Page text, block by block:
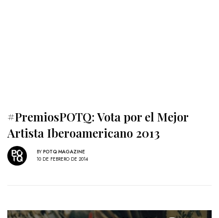
#PremiosPOTQ: Vota por el Mejor
Artista Iberoamericano 2013
BY POTQ MAGAZINE
10 DE FEBRERO DE 2014